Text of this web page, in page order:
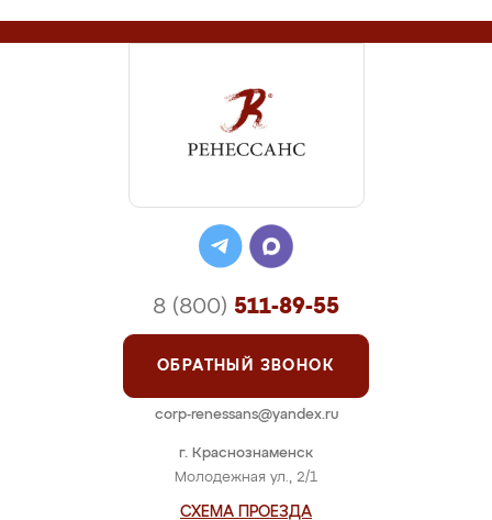
г. Краснознаменск
Молодежная ул., 2/1
СХЕМА ПРОЕЗДА
8 (800) 511-89-55
ОБРАТНЫЙ ЗВОНОК
corp-renessans@yandex.ru